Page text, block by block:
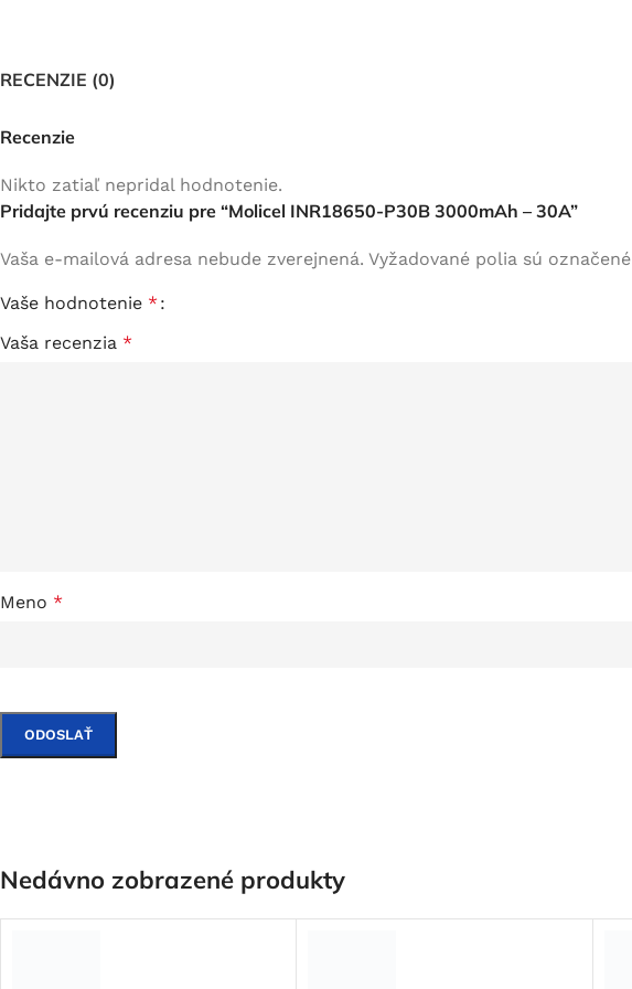
RECENZIE (0)
Recenzie
Nikto zatiaľ nepridal hodnotenie.
Pridajte prvú recenziu pre “Molicel INR18650-P30B 3000mAh – 30A”
Vaša e-mailová adresa nebude zverejnená. Vyžadované polia sú označené
Vaše hodnotenie *
Vaša recenzia *
Meno *
Nedávno zobrazené produkty